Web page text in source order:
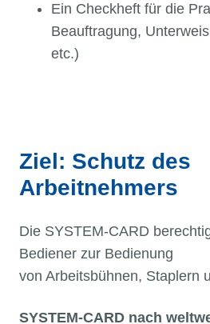
Ein Checkheft für die
Beauftragung,
etc.)
Ziel: Schutz des
Arbeitnehmers
Die SYSTEM-CARD
Bediener zur Bedienung
von Arbeitsbühnen, Staplern
SYSTEM-CARD nach